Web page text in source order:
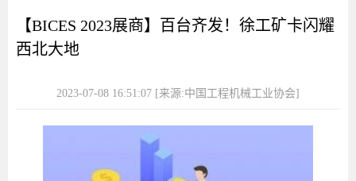
【BICES 2023展商】百台齐发！徐工矿卡闪耀
西北大地
2023-07-08 16:51:07 [来源:中国工程机械工业协会]